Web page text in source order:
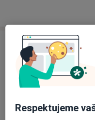
Adresa
Sam. ordinace
Janáčkova 523,
Respektujeme